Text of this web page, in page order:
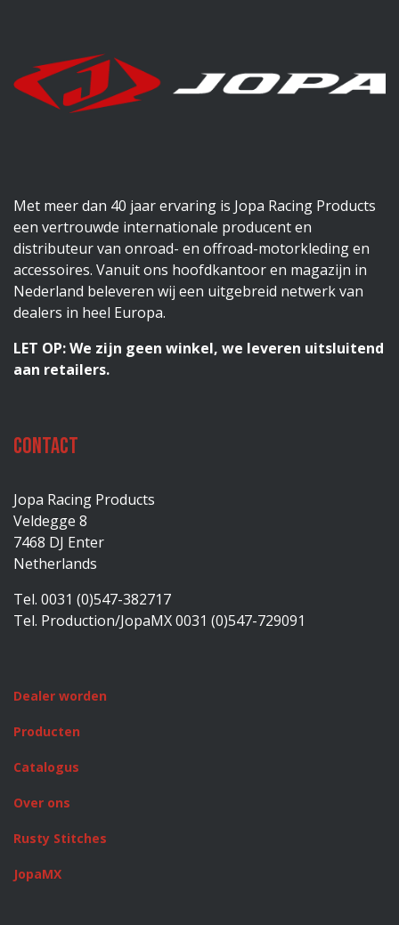
Met meer dan 40 jaar ervaring is Jopa Racing Products
een vertrouwde internationale producent en
distributeur van onroad- en offroad-motorkleding en
accessoires. Vanuit ons hoofdkantoor en magazijn in
Nederland beleveren wij een uitgebreid netwerk van
dealers in heel Europa.
LET OP: We zijn geen winkel, we leveren uitsluitend
aan retailers.
Contact
Jopa Racing Products
Veldegge 8
7468 DJ Enter
Netherlands
Tel. 0031 (0)547-382717
Tel. Production/JopaMX 0031 (0)547-729091
Dealer worden
Producten
Catalogus
Over ons
Rusty Stitches
JopaMX